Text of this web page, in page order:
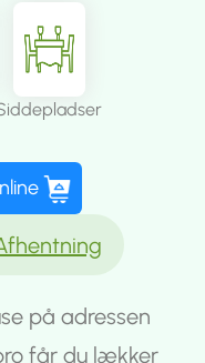
på adressen
får du lækker